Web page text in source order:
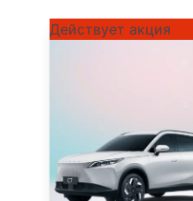
Действует акция